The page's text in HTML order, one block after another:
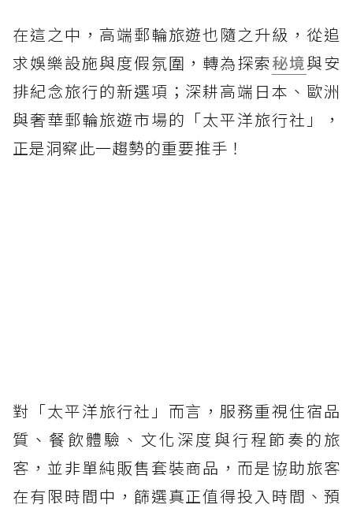
在這之中，高端郵輪旅遊也隨之升級，從追
求娛樂設施與度假氛圍，轉為探索秘境與安
排紀念旅行的新選項；深耕高端日本、歐洲
與奢華郵輪旅遊市場的「太平洋旅行社」，
正是洞察此一趨勢的重要推手！
對「太平洋旅行社」而言，服務重視住宿品
質、餐飲體驗、文化深度與行程節奏的旅
客，並非單純販售套裝商品，而是協助旅客
在有限時間中，篩選真正值得投入時間、預